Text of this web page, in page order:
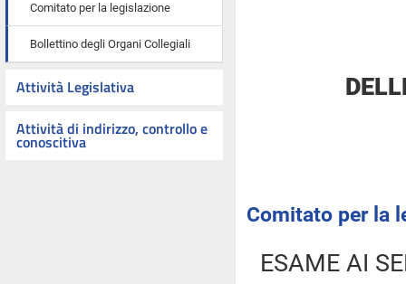
Comitato per la legislazione
Bollettino degli Organi Collegiali
Attività Legislativa
Attività di indirizzo, controllo e
conoscitiva
Comitato per la
ESAME AI